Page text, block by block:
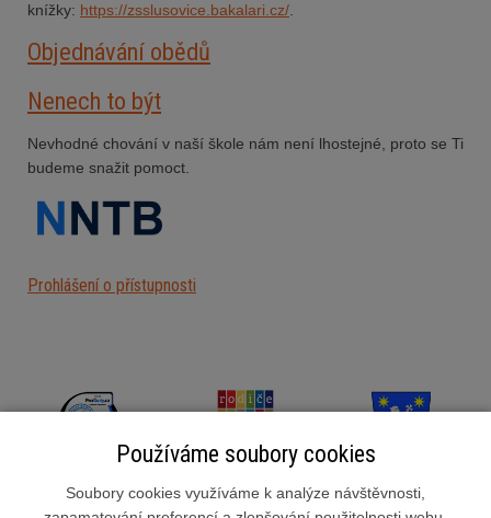
knížky: https://zsslusovice.bakalari.cz/.
Objednávání obědů
Nenech to být
Nevhodné chování v naší škole nám není lhostejné, proto se Ti
budeme snažit pomoct.
Prohlášení o přístupnosti
Používáme soubory cookies
Soubory cookies využíváme k analýze návštěvnosti,